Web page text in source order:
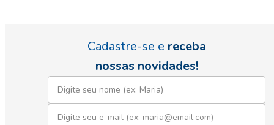
Cadastre-se e receba
nossas novidades!